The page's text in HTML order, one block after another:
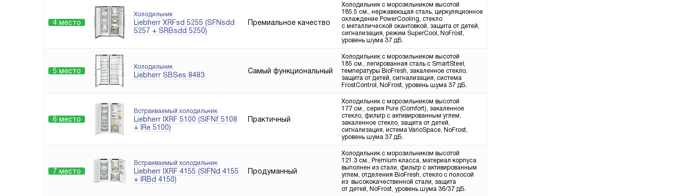
4 место
Холодильник
Liebherr XRFsd 5255 (SFNsdd
5257 + SRBsdd 5250)
Премиальное качество
Холодильник с морозильником высотой
185.5 см., нержавеющая сталь, циркуляционное
охлаждение PowerCooling, стекло
с металлической окантовкой, защита от детей,
сигнализация, режим SuperCool, NoFrost,
уровень шума 37 дБ.
5 место Холодильник
Liebherr SBSes 8483
Самый функциональный
Холодильник с морозильником высотой
185 см., легированная сталь с SmartSteel,
температуры BioFresh, закаленное стекло,
защита от детей, сигнализация, система
FrostControl, NoFrost, уровень шума 37 дБ.
6 место
Встраиваемый холодильник
Liebherr IXRF 5100 (SIFNf 5108
+ IRe 5100)
Практичный
Холодильник с морозильником высотой
177 см., серия Pure (Comfort), закаленное
стекло, фильтр с активированным углем,
закаленное стекло, защита от детей,
сигнализация, истема VarioSpace, NoFrost,
уровень шума 37 дБ.
7 место
Встраиваемый холодильник
Liebherr IXRF 4155 (SIFNd 4155
+ IRBd 4150)
Продуманный
Холодильник с морозильником высотой
121.3 см., Premium класса, материал корпуса
выполнен из стали, фильтр с активированным
углем, отделения BioFresh, стекло с полосой
из высококачественной стали, защита
от детей, NoFrost, уровень шума 36/37 дБ.